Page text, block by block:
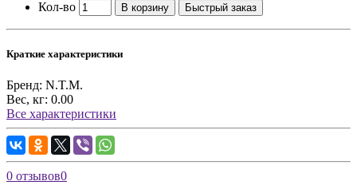
Кол-во В корзину Быстрый заказ
Краткие характеристики
Бренд: N.T.M.
Вес, кг: 0.00
Все характеристики
0 отзывов0